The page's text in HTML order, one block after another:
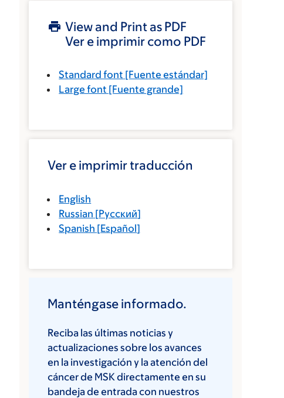
View and Print as PDF
Ver e imprimir como PDF
Standard font [Fuente estándar]
Large font [Fuente grande]
Ver e imprimir traducción
English
Russian [Русский]
Spanish [Español]
Manténgase informado.
Reciba las últimas noticias y
actualizaciones sobre los avances
en la investigación y la atención del
cáncer de MSK directamente en su
bandeja de entrada con nuestros